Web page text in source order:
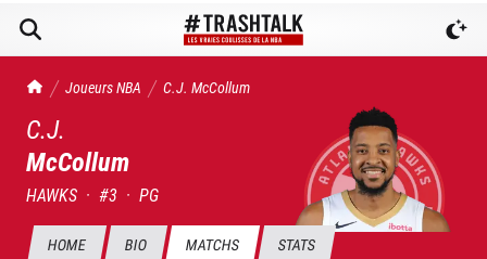
TrashTalk Actu NBA
Joueurs NBA C.J. McCollum
C.J.
McCollum
HAWKS · #3 · PG
HOME BIO MATCHS STATS